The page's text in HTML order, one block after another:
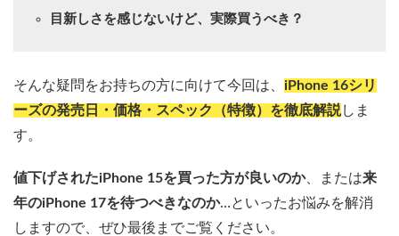
目新しさを感じないけど、実際買うべき？
そんな疑問をお持ちの方に向けて今回は、 iPhone 16シリ
ーズの発売日・価格・スペック（特徴）を徹底解説しま
す。
値下げされたiPhone 15を買った方が良いのか、または来
年のiPhone 17を待つべきなのか…といったお悩みを解消
しますので、ぜひ最後までご覧ください。